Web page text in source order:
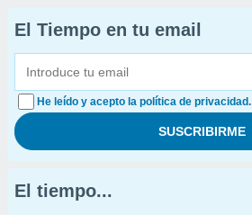
El Tiempo en tu email
He leído y acepto la política de privacidad.
El tiempo...